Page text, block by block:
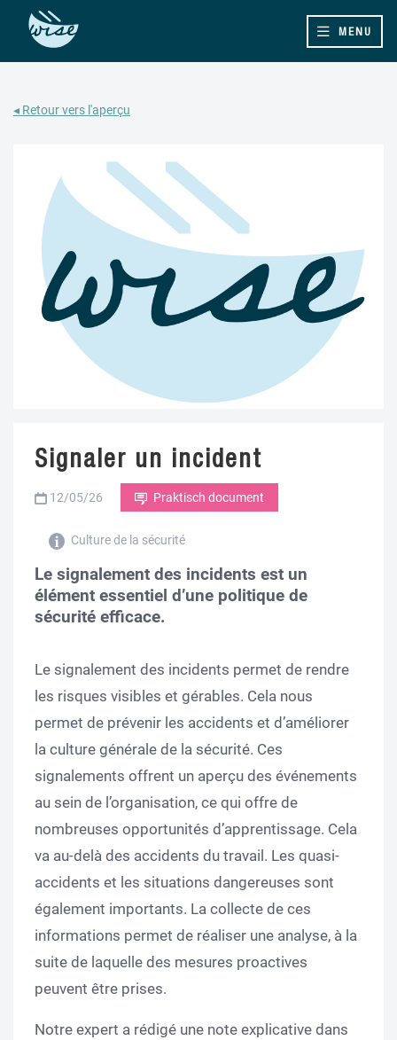
MENU
◂ Retour vers l'aperçu
Signaler un incident
12/05/26 Praktisch document
Culture de la sécurité
Le signalement des incidents est un
élément essentiel d’une politique de
sécurité efficace.
Le signalement des incidents permet de rendre
les risques visibles et gérables. Cela nous
permet de prévenir les accidents et d’améliorer
la culture générale de la sécurité. Ces
signalements offrent un aperçu des événements
au sein de l’organisation, ce qui offre de
nombreuses opportunités d’apprentissage. Cela
va au-delà des accidents du travail. Les quasi-
accidents et les situations dangereuses sont
également importants. La collecte de ces
informations permet de réaliser une analyse, à la
suite de laquelle des mesures proactives
peuvent être prises.
Notre expert a rédigé une note explicative dans